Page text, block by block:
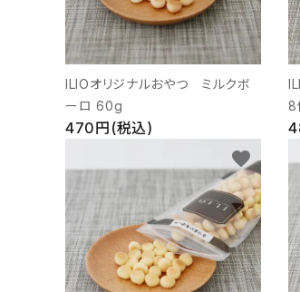
プライバシーポリシー
お問い合わせ
ACCOUNT MENU
ようこそ ゲスト 様
ログイン person 新規会員登録
ILIOオリジナルおやつ ミルクボ
ーロ 60g
470円(税込)
8
favorite